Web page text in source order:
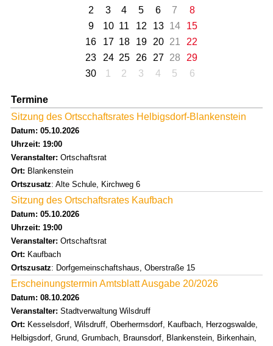
2
3 4 5 6 7
8
9
10 11 12 13 14
15
16
17 18 19 20 21
22
23
24 25 26 27 28
29
30
1 2 3 4 5 6
Termine
Sitzung des Ortscchaftsrates Helbigsdorf-Blankenstein
Datum: 05.10.2026
Uhrzeit: 19:00
Veranstalter: Ortschaftsrat
Ort: Blankenstein
Ortszusatz: Alte Schule, Kirchweg 6
Sitzung des Ortschaftsrates Kaufbach
Datum: 05.10.2026
Uhrzeit: 19:00
Veranstalter: Ortschaftsrat
Ort: Kaufbach
Ortszusatz: Dorfgemeinschaftshaus, Oberstraße 15
Erscheinungstermin Amtsblatt Ausgabe 20/2026
Datum: 08.10.2026
Veranstalter: Stadtverwaltung Wilsdruff
Ort: Kesselsdorf, Wilsdruff, Oberhermsdorf, Kaufbach, Herzogswalde,
Helbigsdorf, Grund, Grumbach, Braunsdorf, Blankenstein, Birkenhain,